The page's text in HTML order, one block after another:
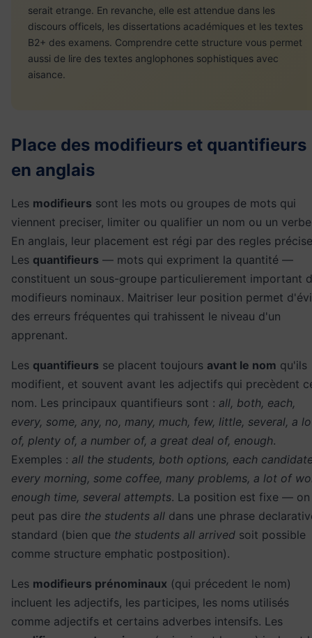
serait etrange. En revanche, elle est attendue dans les
discours officels, les dissertations académiques et les textes
B2+ des examens. Comprendre cette structure vous permet
aussi de lire des textes anglophones sophistiques avec
aisance.
Place des modifieurs et quantifieurs
en anglais
Les modifieurs sont les mots ou groupes de mots qui
viennent preciser, limiter ou qualifier un nom ou un
En anglais, leur placement est régi par des regles
Les quantifieurs — mots qui expriment la quantité —
constituent un sous-groupe particulierement important
modifieurs nominaux. Maitriser leur position permet
des erreurs fréquentes qui trahissent le niveau d'un
apprenant.
Les quantifieurs se placent toujours avant le nom qu'ils
modifient, et souvent avant les adjectifs qui precèdent
nom. Les principaux quantifieurs sont : all, both, each,
every, some, any, no, many, much, few, little, several, a
of, plenty of, a number of, a great deal of, enough.
Exemples : all the students, both options, each
every morning, some coffee, many problems, a lot of
enough time, several attempts. La position est fixe — on
peut pas dire the students all dans une phrase
standard (bien que the students all arrived soit possible
comme structure emphatic postposition).
Les modifieurs prénominaux (qui précedent le nom)
incluent les adjectifs, les participes, les noms utilisés
comme adjectifs et certains adverbes intensifs. Les